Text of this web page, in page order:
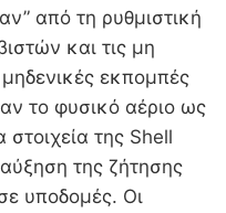
από τη ρυθμιστική
και τις μη
εκπομπές
το φυσικό αέριο ως
της Shell
της ζήτησης
υποδομές. Οι